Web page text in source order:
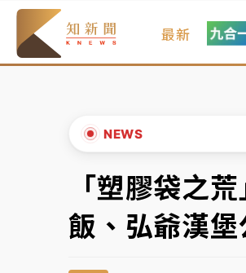
最新
NEWS
韓股最壞時期已過？大摩
「白海豚」雨炸新北！通
白海豚挾豪雨狂炸新北
▼
「塑膠袋之
飯、弘爺漢